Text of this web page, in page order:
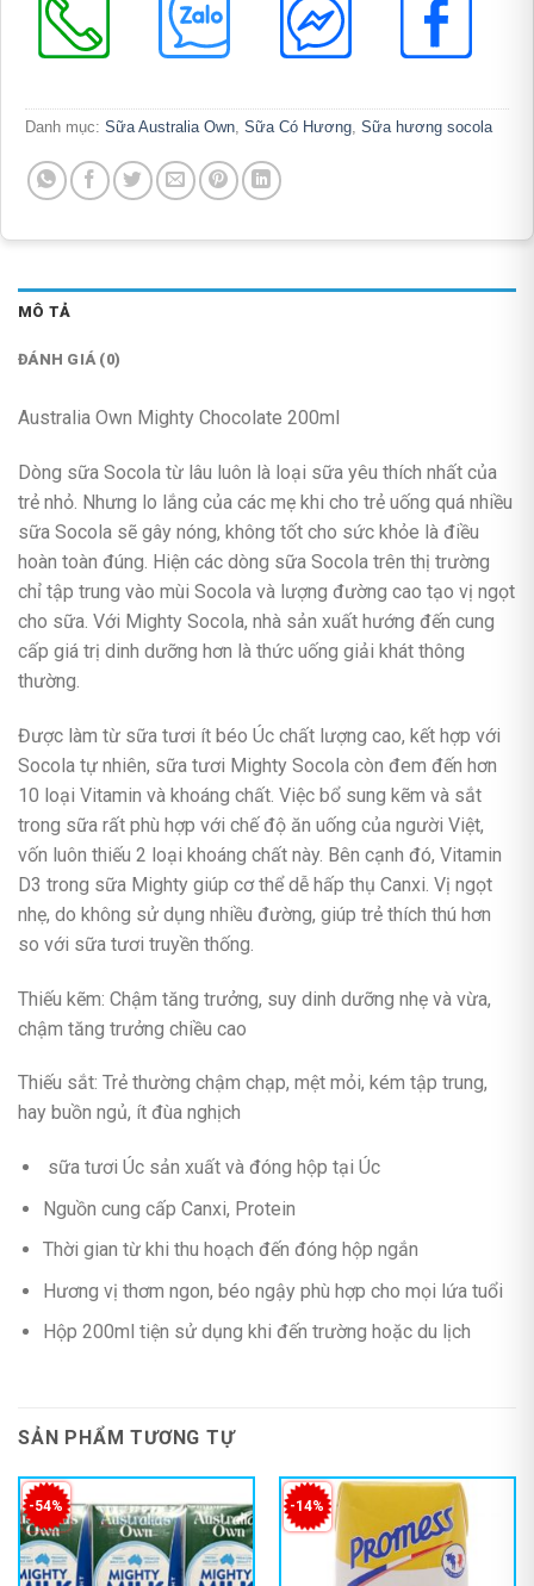
Danh mục: Sữa Australia Own, Sữa Có Hương, Sữa hương socola
MÔ TẢ
ĐÁNH GIÁ (0)
Australia Own Mighty Chocolate 200ml
Dòng sữa Socola từ lâu luôn là loại sữa yêu thích nhất của
trẻ nhỏ. Nhưng lo lắng của các mẹ khi cho trẻ uống quá nhiều
sữa Socola sẽ gây nóng, không tốt cho sức khỏe là điều
hoàn toàn đúng. Hiện các dòng sữa Socola trên thị trường
chỉ tập trung vào mùi Socola và lượng đường cao tạo vị ngọt
cho sữa. Với Mighty Socola, nhà sản xuất hướng đến cung
cấp giá trị dinh dưỡng hơn là thức uống giải khát thông
thường.
Được làm từ sữa tươi ít béo Úc chất lượng cao, kết hợp với
Socola tự nhiên, sữa tươi Mighty Socola còn đem đến hơn
10 loại Vitamin và khoáng chất. Việc bổ sung kẽm và sắt
trong sữa rất phù hợp với chế độ ăn uống của người Việt,
vốn luôn thiếu 2 loại khoáng chất này. Bên cạnh đó, Vitamin
D3 trong sữa Mighty giúp cơ thể dễ hấp thụ Canxi. Vị ngọt
nhẹ, do không sử dụng nhiều đường, giúp trẻ thích thú hơn
so với sữa tươi truyền thống.
Thiếu kẽm: Chậm tăng trưởng, suy dinh dưỡng nhẹ và vừa,
chậm tăng trưởng chiều cao
Thiếu sắt: Trẻ thường chậm chạp, mệt mỏi, kém tập trung,
hay buồn ngủ, ít đùa nghịch
sữa tươi Úc sản xuất và đóng hộp tại Úc
Nguồn cung cấp Canxi, Protein
Thời gian từ khi thu hoạch đến đóng hộp ngắn
Hương vị thơm ngon, béo ngậy phù hợp cho mọi lứa tuổi
Hộp 200ml tiện sử dụng khi đến trường hoặc du lịch
SẢN PHẨM TƯƠNG TỰ
-54% -14%